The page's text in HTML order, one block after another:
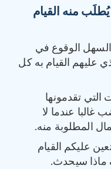
منه القيام
الوقوع في
عليهم القيام به كل
التي تقدمونها
غالبا عندما لا
المطلوبة منه.
عليكم القيام
ماذا سيحدث.